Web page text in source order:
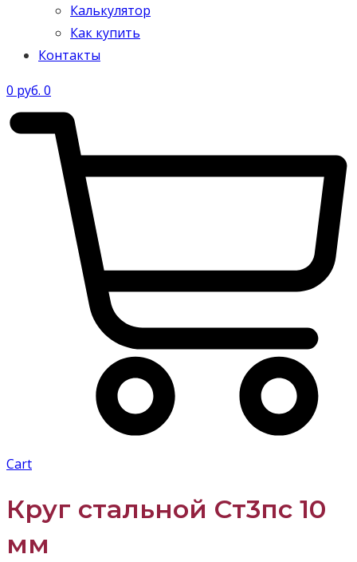
Калькулятор
Как купить
Контакты
0 руб. 0
Cart
Круг стальной Ст3пс 10
мм